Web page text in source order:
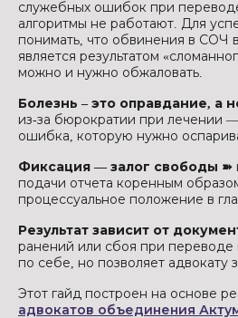
служебных ошибок при
алгоритмы не работают. Для
понимать, что обвинения в СОЧ в
является результатом
можно и нужно обжаловать.
Болезнь – это оправдание, а
из-за бюрократии при лечении
ошибка, которую нужно
Фиксация — залог свободы ➽
подачи отчета коренным
процессуальное положение в
Результат зависит от
ранений или сбоя при переводе
по себе, но позволяет адвокату
Этот гайд построен на основе
адвокатов объединения